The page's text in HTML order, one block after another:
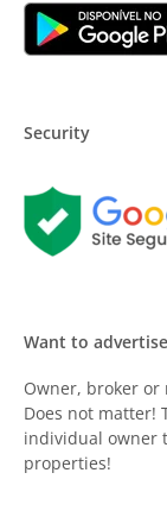
Security
Want to
Owner, broker or
Does not matter!
individual owner
properties!